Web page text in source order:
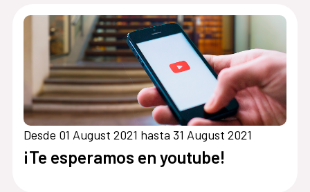
Desde 01 August 2021 hasta 31 August 2021
¡Te esperamos en youtube!